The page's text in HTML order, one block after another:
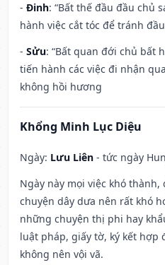
- Đinh: “Bất thế đầu đầu chủ
hành việc cắt tóc để tránh
- Sửu: “Bất quan đới chủ bất
tiến hành các việc đi nhận
không hồi hương
Khổng Minh Lục Diệu
Ngày: Lưu Liên - tức ngày
Ngày này mọi việc khó
chuyện dây dưa nên rất khó
những chuyện thị phi hay
luật pháp, giấy tờ, ký kết hợp
không nên vội vã.